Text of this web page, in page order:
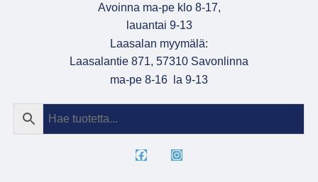
Avoinna ma-pe klo 8-17,
lauantai 9-13
Laasalan myymälä:
Laasalantie 871, 57310 Savonlinna
ma-pe 8-16 la 9-13